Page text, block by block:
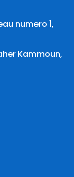
numero 1,
Kammoun,